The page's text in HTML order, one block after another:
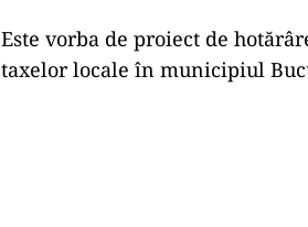
Este vorba de proiect de
taxelor locale în municipiul